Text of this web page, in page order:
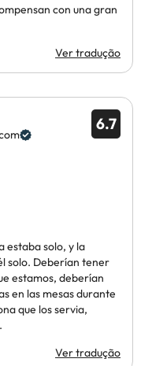
con una gran
Ver tradução
6.7
estaba solo, y la
solo. Deberían tener
estamos, deberían
en las mesas durante
que los servia,
Ver tradução